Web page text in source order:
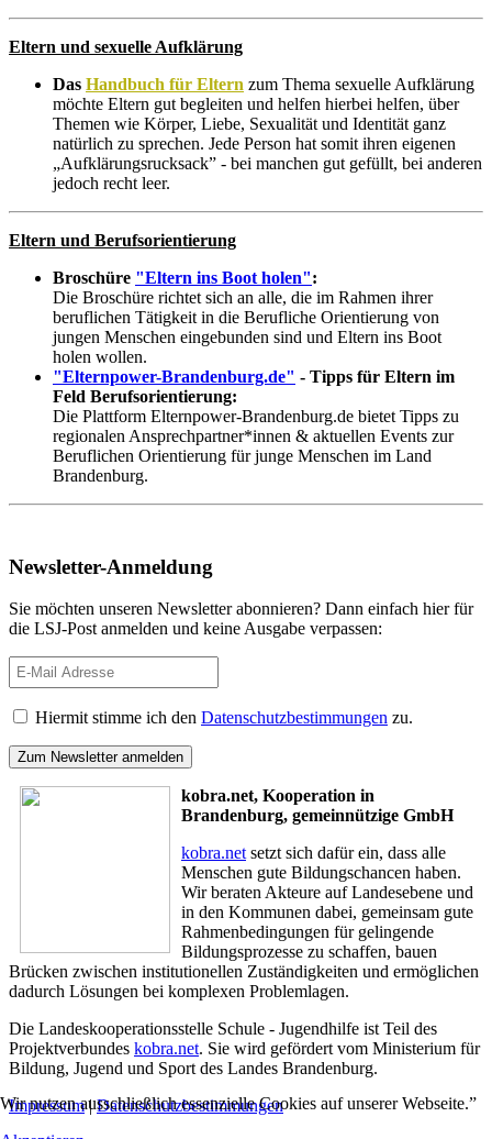
Eltern und sexuelle Aufklärung
Das Handbuch für Eltern zum Thema sexuelle Aufklärung
möchte Eltern gut begleiten und helfen hierbei helfen, über
Themen wie Körper, Liebe, Sexualität und Identität ganz
natürlich zu sprechen. Jede Person hat somit ihren eigenen
„Aufklärungsrucksack” - bei manchen gut gefüllt, bei anderen
jedoch recht leer.
Eltern und Berufsorientierung
Broschüre "Eltern ins Boot holen":
Die Broschüre richtet sich an alle, die im Rahmen ihrer
beruflichen Tätigkeit in die Berufliche Orientierung von
jungen Menschen eingebunden sind und Eltern ins Boot
holen wollen.
"Elternpower-Brandenburg.de" - Tipps für Eltern im
Feld Berufsorientierung:
Die Plattform Elternpower-Brandenburg.de bietet Tipps zu
regionalen Ansprechpartner*innen & aktuellen Events zur
Beruflichen Orientierung für junge Menschen im Land
Brandenburg.
Newsletter-Anmeldung
Sie möchten unseren Newsletter abonnieren? Dann einfach hier für
die LSJ-Post anmelden und keine Ausgabe verpassen:
Hiermit stimme ich den Datenschutzbestimmungen zu.
kobra.net, Kooperation in
Brandenburg, gemeinnützige GmbH
kobra.net setzt sich dafür ein, dass alle
Menschen gute Bildungschancen haben.
Wir beraten Akteure auf Landesebene und
in den Kommunen dabei, gemeinsam gute
Rahmenbedingungen für gelingende
Bildungsprozesse zu schaffen, bauen
Brücken zwischen institutionellen Zuständigkeiten und ermöglichen
dadurch Lösungen bei komplexen Problemlagen.
Die Landeskooperationsstelle Schule - Jugendhilfe ist Teil des
Projektverbundes kobra.net. Sie wird gefördert vom Ministerium für
Bildung, Jugend und Sport des Landes Brandenburg.
Impressum|Datenschutzbestimmungen
Wir nutzen ausschließlich essenzielle Cookies auf unserer Webseite.”